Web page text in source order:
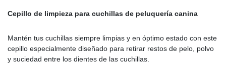
Cepillo de limpieza para cuchillas de peluquería canina
Mantén tus cuchillas siempre limpias y en óptimo estado con este
cepillo especialmente diseñado para retirar restos de pelo, polvo
y suciedad entre los dientes de las cuchillas.